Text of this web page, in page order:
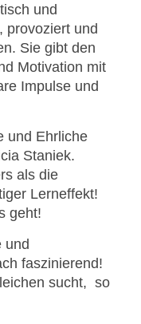
und
provoziert und
Sie gibt den
Motivation mit
Impulse und
und Ehrliche
Staniek.
als die
Lerneffekt!
geht!
und
faszinierend!
sucht, so